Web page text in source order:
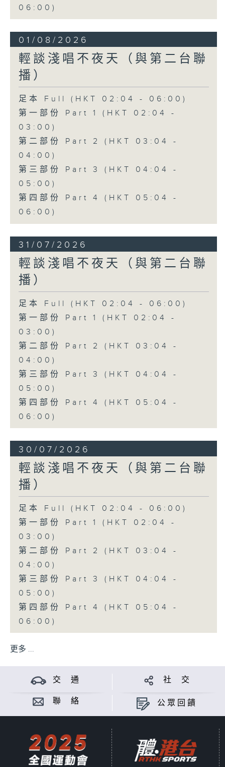
06:00)
01/08/2026
輕談淺唱不夜天（與第二台聯
播）
足本 Full (HKT 02:04 - 06:00)
第一部份 Part 1 (HKT 02:04 -
03:00)
第二部份 Part 2 (HKT 03:04 -
04:00)
第三部份 Part 3 (HKT 04:04 -
05:00)
第四部份 Part 4 (HKT 05:04 -
06:00)
31/07/2026
輕談淺唱不夜天（與第二台聯
播）
足本 Full (HKT 02:04 - 06:00)
第一部份 Part 1 (HKT 02:04 -
03:00)
第二部份 Part 2 (HKT 03:04 -
04:00)
第三部份 Part 3 (HKT 04:04 -
05:00)
第四部份 Part 4 (HKT 05:04 -
06:00)
30/07/2026
輕談淺唱不夜天（與第二台聯
播）
足本 Full (HKT 02:04 - 06:00)
第一部份 Part 1 (HKT 02:04 -
03:00)
第二部份 Part 2 (HKT 03:04 -
04:00)
第三部份 Part 3 (HKT 04:04 -
05:00)
第四部份 Part 4 (HKT 05:04 -
06:00)
更多 ...
交 通 社 交
聯 絡 公眾回饋